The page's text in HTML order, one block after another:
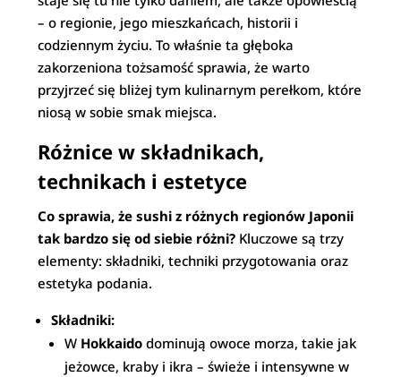
– o regionie, jego mieszkańcach, historii i
codziennym życiu. To właśnie ta głęboka
zakorzeniona tożsamość sprawia, że warto
przyjrzeć się bliżej tym kulinarnym perełkom, które
niosą w sobie smak miejsca.
Różnice w składnikach,
technikach i estetyce
Co sprawia, że sushi z różnych regionów Japonii
tak bardzo się od siebie różni? Kluczowe są trzy
elementy: składniki, techniki przygotowania oraz
estetyka podania.
Składniki:
W Hokkaido dominują owoce morza, takie jak
jeżowce, kraby i ikra – świeże i intensywne w